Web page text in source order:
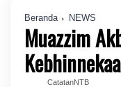
Beranda NEWS
Muazzim
CatatanNTB